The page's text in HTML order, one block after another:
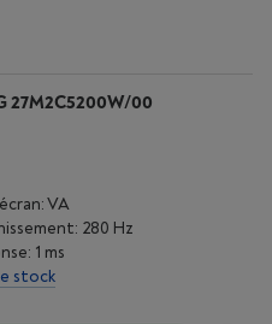
27M2C5200W/00
VA
280 Hz
1 ms
stock